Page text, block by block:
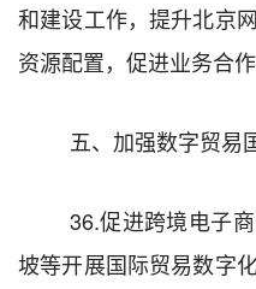
和建设工作，提升北京
资源配置，促进业务合
五、加强数字贸易
36.促进跨境电子
坡等开展国际贸易数字